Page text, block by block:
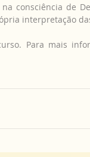
consciência de
interpretação